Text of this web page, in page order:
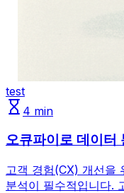
test
4 min
오큐파이로 데이터
고객 경험(CX) 개선을
분석이 필수적입니다.